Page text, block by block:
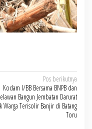
Pos berikutnya
Kodam I/BB Bersama BNPB dan
Bangun Jembatan Darurat
Warga Terisolir Banjir di Batang
Toru